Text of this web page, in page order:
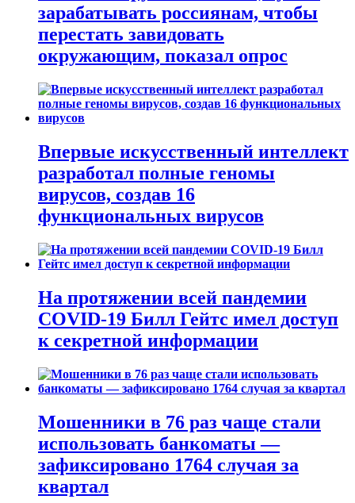
зарабатывать россиянам, чтобы
перестать завидовать
окружающим, показал опрос
Впервые искусственный интеллект
разработал полные геномы
вирусов, создав 16
функциональных вирусов
На протяжении всей пандемии
COVID-19 Билл Гейтс имел доступ
к секретной информации
Мошенники в 76 раз чаще стали
использовать банкоматы —
зафиксировано 1764 случая за
квартал